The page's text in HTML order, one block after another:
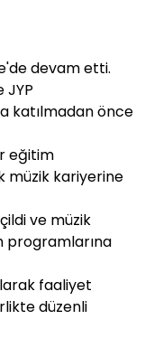
devam etti.
JYP
katılmadan önce
eğitim
müzik kariyerine
ve müzik
programlarına
faaliyet
düzenli